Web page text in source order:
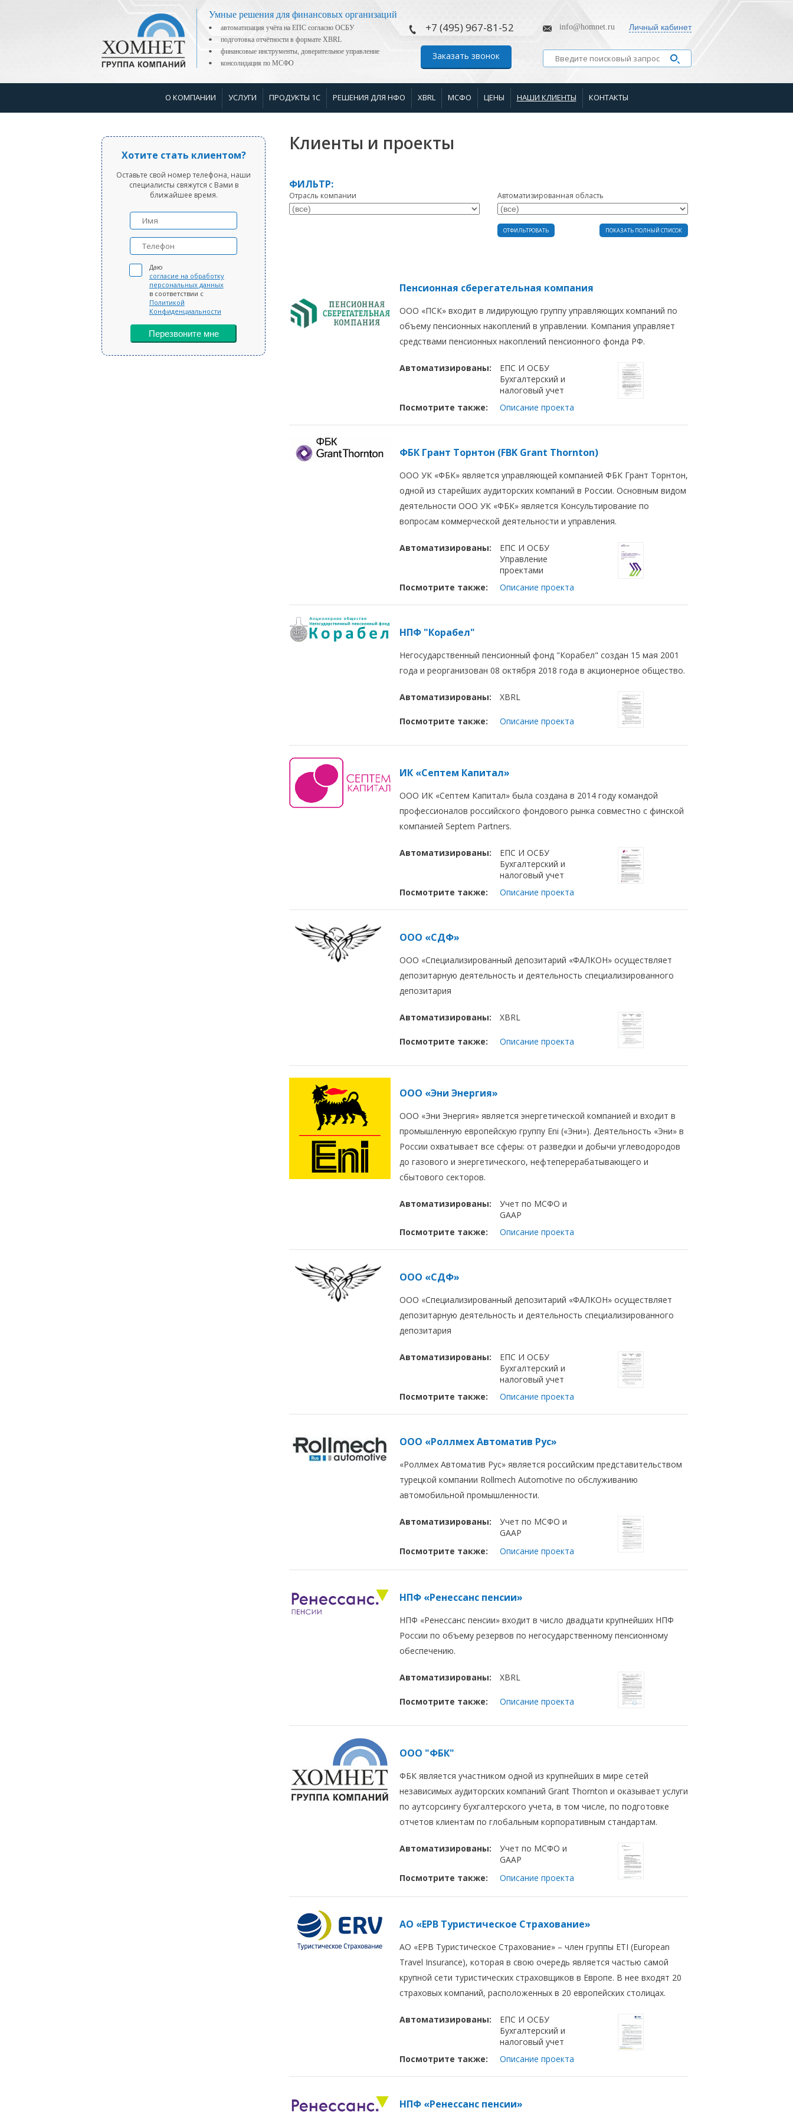
Умные решения для финансовых организаций
автоматизация учёта на ЕПС согласно ОСБУ
подготовка отчётности в формате XBRL
финансовые инструменты, доверительное управление
консолидация по МСФО
+7 (495) 967-81-52
Заказать звонок
info@homnet.ru Личный кабинет
О КОМПАНИИ УСЛУГИ ПРОДУКТЫ 1С РЕШЕНИЯ ДЛЯ НФО XBRL МСФО ЦЕНЫ НАШИ КЛИЕНТЫ КОНТАКТЫ
Хотите стать клиентом?
Оставьте свой номер телефона, наши
специалисты свяжутся с Вами в
ближайшее время.
Даю
согласие на обработку
персональных данных
в соответствии с
Политикой
Конфиденциальности
Перезвоните мне
Клиенты и проекты
ФИЛЬТР:
Отрасль компании Автоматизированная область
ОТФИЛЬТРОВАТЬ ПОКАЗАТЬ ПОЛНЫЙ СПИСОК
Пенсионная сберегательная компания
ООО «ПСК» входит в лидирующую группу управляющих компаний по
объему пенсионных накоплений в управлении. Компания управляет
средствами пенсионных накоплений пенсионного фонда РФ.
Автоматизированы:
ЕПС И ОСБУ
Бухгалтерский и
налоговый учет
Посмотрите также:
Описание проекта
ФБК Грант Торнтон (FBK Grant Thornton)
ООО УК «ФБК» является управляющей компанией ФБК Грант Торнтон,
одной из старейших аудиторских компаний в России. Основным видом
деятельности ООО УК «ФБК» является Консультирование по
вопросам коммерческой деятельности и управления.
Автоматизированы:
ЕПС И ОСБУ
Управление
проектами
Посмотрите также:
Описание проекта
НПФ "Корабел"
Негосударственный пенсионный фонд "Корабел" создан 15 мая 2001
года и реорганизован 08 октября 2018 года в акционерное общество.
Автоматизированы: XBRL
Посмотрите также: Описание проекта
ИК «Септем Капитал»
ООО ИК «Септем Капитал» была создана в 2014 году командой
профессионалов российского фондового рынка совместно с финской
компанией Septem Partners.
Автоматизированы:
ЕПС И ОСБУ
Бухгалтерский и
налоговый учет
Посмотрите также:
Описание проекта
ООО «СДФ»
ООО «Специализированный депозитарий «ФАЛКОН» осуществляет
депозитарную деятельность и деятельность специализированного
депозитария
Автоматизированы: XBRL
Посмотрите также: Описание проекта
ООО «Эни Энергия»
ООО «Эни Энергия» является энергетической компанией и входит в
промышленную европейскую группу Eni («Эни»). Деятельность «Эни» в
России охватывает все сферы: от разведки и добычи углеводородов
до газового и энергетического, нефтеперерабатывающего и
сбытового секторов.
Автоматизированы:
Учет по МСФО и
GAAP
Посмотрите также:
Описание проекта
ООО «СДФ»
ООО «Специализированный депозитарий «ФАЛКОН» осуществляет
депозитарную деятельность и деятельность специализированного
депозитария
Автоматизированы:
ЕПС И ОСБУ
Бухгалтерский и
налоговый учет
Посмотрите также:
Описание проекта
ООО «Роллмех Автоматив Рус»
«Роллмех Автоматив Рус» является российским представительством
турецкой компании Rollmech Automotive по обслуживанию
автомобильной промышленности.
Автоматизированы:
Учет по МСФО и
GAAP
Посмотрите также:
Описание проекта
НПФ «Ренессанс пенсии»
НПФ «Ренессанс пенсии» входит в число двадцати крупнейших НПФ
России по объему резервов по негосударственному пенсионному
обеспечению.
Автоматизированы: XBRL
Посмотрите также: Описание проекта
ООО "ФБК"
ФБК является участником одной из крупнейших в мире сетей
независимых аудиторских компаний Grant Thornton и оказывает услуги
по аутсорсингу бухгалтерского учета, в том числе, по подготовке
отчетов клиентам по глобальным корпоративным стандартам.
Автоматизированы:
Учет по МСФО и
GAAP
Посмотрите также:
Описание проекта
АО «ЕРВ Туристическое Страхование»
АО «ЕРВ Туристическое Страхование» – член группы ETI (European
Travel Insurance), которая в свою очередь является частью самой
крупной сети туристических страховщиков в Европе. В нее входят 20
страховых компаний, расположенных в 20 европейских столицах.
Автоматизированы:
ЕПС И ОСБУ
Бухгалтерский и
налоговый учет
Посмотрите также:
Описание проекта
НПФ «Ренессанс пенсии»